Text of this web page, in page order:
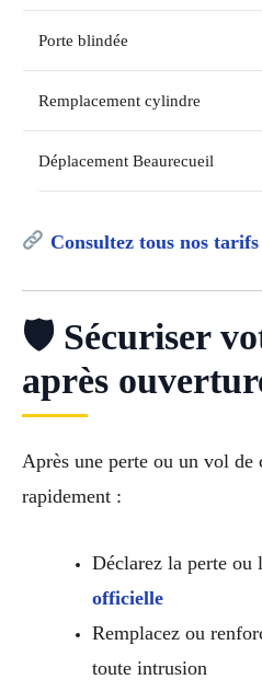
Porte blindée
Remplacement cylindre
Déplacement Beaurecueil
Consultez tous nos tarifs
🛡 Sécuriser
après
Après une perte ou un vol de
rapidement :
Déclarez la perte ou
officielle
Remplacez ou
toute intrusion